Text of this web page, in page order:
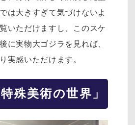
は大きすぎて気づけないよ
いただけますし、このスケ
に実物大ゴジラを見れば、
実感いただけます。
殊美術の世界」